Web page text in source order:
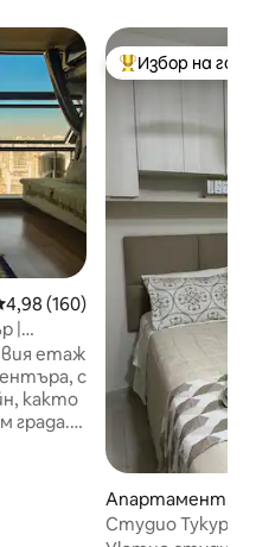
оценка: 4,98 от 5,
4,98 (160)
|
етажетаж
с
както
града.
Най-популярен
Избор на
Апартамент –
Студио